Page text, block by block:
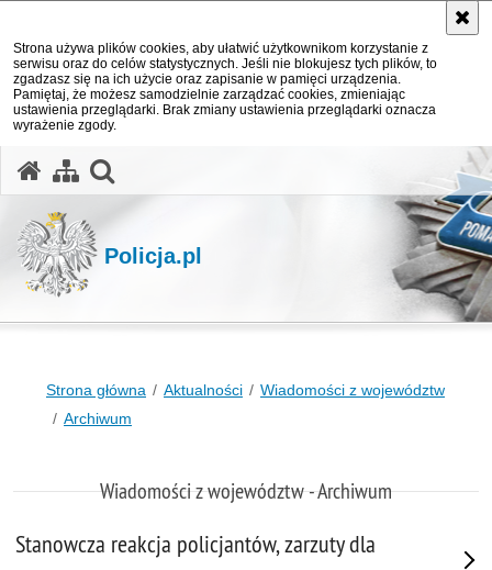
Strona używa plików cookies, aby ułatwić użytkownikom korzystanie z
serwisu oraz do celów statystycznych. Jeśli nie blokujesz tych plików, to
zgadzasz się na ich użycie oraz zapisanie w pamięci urządzenia.
Pamiętaj, że możesz samodzielnie zarządzać cookies, zmieniając
ustawienia przeglądarki. Brak zmiany ustawienia przeglądarki oznacza
wyrażenie zgody.
Policja.pl
Strona główna Aktualności
Wiadomości z województw
Archiwum
Wiadomości z województw - Archiwum
Stanowcza reakcja policjantów, zarzuty dla